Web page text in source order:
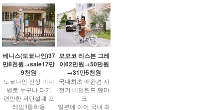
베니스(도쿄나인)37
만8천원→sale17만
9천원
도쿄나인 신상 미니
벨로 누구나 타기
편안한 저단설계 프
레임!!통학용
모모코 리스본 그레
이62만원→50만원
→31만5천원
국내최초 애완견 자
전거 네덜란드,덴마
크
일본에 이어 국내 최